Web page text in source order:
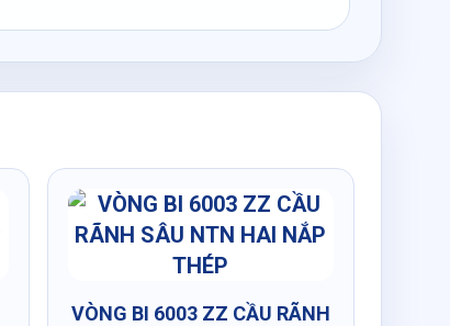
VÒNG BI 6003 ZZ CẦU RÃNH